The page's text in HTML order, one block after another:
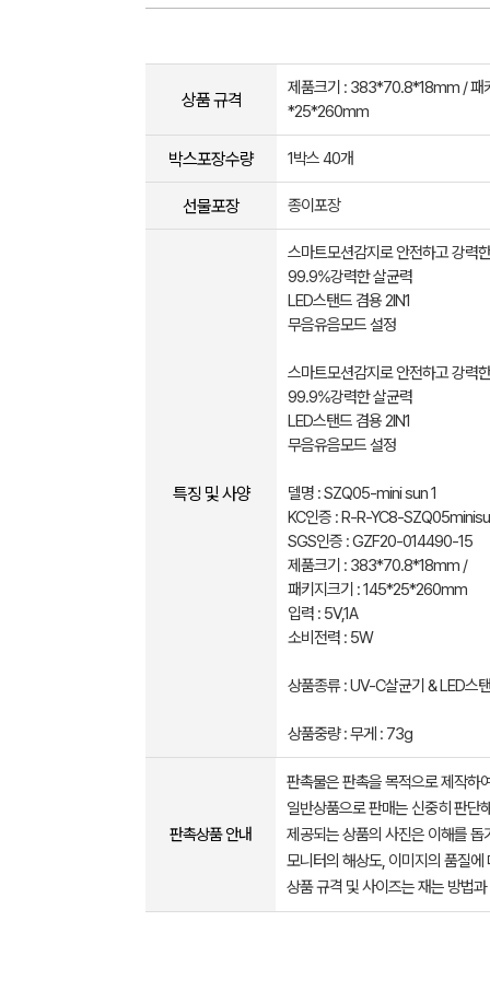
상품 규격
제품크기 : 383*70.8*18mm / 패
*25*260mm
박스포장수량 1박스 40개
선물포장 종이포장
특징 및 사양
스마트모션감지로 안전하고 강력
99.9%강력한 살균력
LED스탠드 겸용 2IN1
무음유음모드 설정
스마트모션감지로 안전하고 강력
99.9%강력한 살균력
LED스탠드 겸용 2IN1
무음유음모드 설정
델명 : SZQ05-mini sun 1
KC인증 : R-R-YC8-
SGS인증 : GZF20-014490-15
제품크기 : 383*70.8*18mm /
패키지크기 : 145*25*260mm
입력 : 5V,1A
소비전력 : 5W
상품종류 : UV-C살균기 & LED스
상품중량 : 무게 : 73g
판촉상품 안내
판촉물은 판촉을 목적으로 제작하
일반상품으로 판매는 신중히 판단
제공되는 상품의 사진은 이해를
모니터의 해상도, 이미지의 품질
상품 규격 및 사이즈는 재는 방법